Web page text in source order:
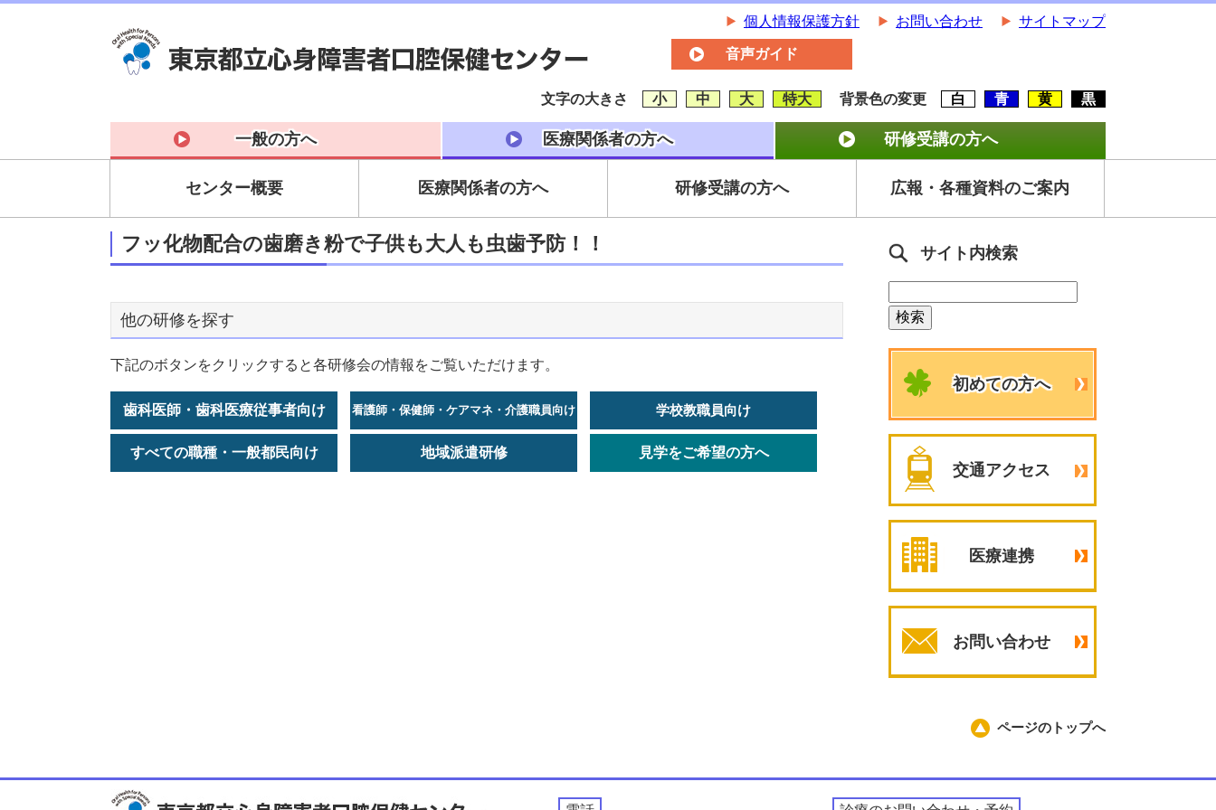
個人情報保護方針 お問い合わせ サイトマップ
音声ガイド
文字の大きさ 小 中 大 特大 背景色の変更 白 青 黄 黒
一般の方へ 医療関係者の方へ 研修受講の方へ
センター概要 医療関係者の方へ 研修受講の方へ 広報・各種資料のご案内
フッ化物配合の歯磨き粉で子供も大人も虫歯予防！！
他の研修を探す
下記のボタンをクリックすると各研修会の情報をご覧いただけます。
歯科医師・歯科医療従事者向け 看護師・保健師・ケアマネ・介護職員向け 学校教職員向け
すべての職種・一般都民向け 地域派遣研修 見学をご希望の方へ
サイト内検索
初めての方へ
交通アクセス
医療連携
お問い合わせ
ページのトップへ